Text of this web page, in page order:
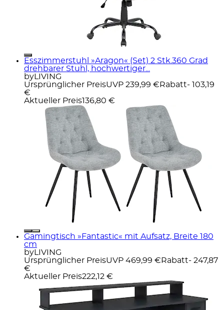
Esszimmerstuhl »Aragon« (Set) 2 Stk.360 Grad
drehbarer Stuhl, hochwertiger...
byLIVING
Ursprünglicher PreisUVP 239,99 € Rabatt- 103,19
€
Aktueller Preis136,80 €
Gamingtisch »Fantastic« mit Aufsatz, Breite 180
cm
byLIVING
Ursprünglicher PreisUVP 469,99 € Rabatt- 247,87
€
Aktueller Preis222,12 €